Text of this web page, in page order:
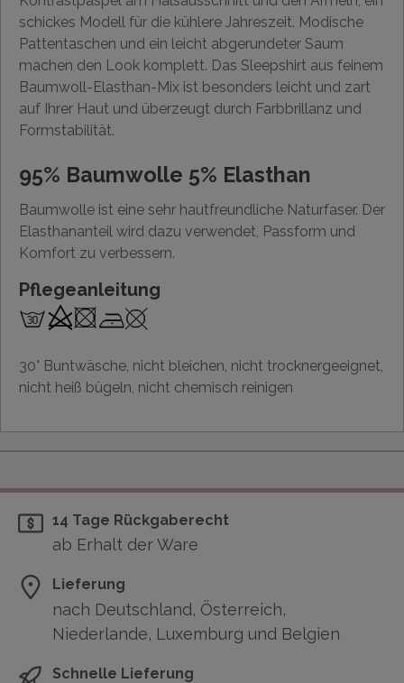
schickes Modell für die kühlere Jahreszeit. Modische
Pattentaschen und ein leicht abgerundeter Saum
machen den Look komplett. Das Sleepshirt aus feinem
Baumwoll-Elasthan-Mix ist besonders leicht und zart
auf Ihrer Haut und überzeugt durch Farbbrillanz und
Formstabilität.
95% Baumwolle 5% Elasthan
Baumwolle ist eine sehr hautfreundliche Naturfaser. Der
Elasthananteil wird dazu verwendet, Passform und
Komfort zu verbessern.
Pflegeanleitung
30° Buntwäsche, nicht bleichen, nicht trocknergeeignet,
nicht heiß bügeln, nicht chemisch reinigen
14 Tage Rückgaberecht
ab Erhalt der Ware
Lieferung
nach Deutschland, Österreich,
Niederlande, Luxemburg und Belgien
Schnelle Lieferung